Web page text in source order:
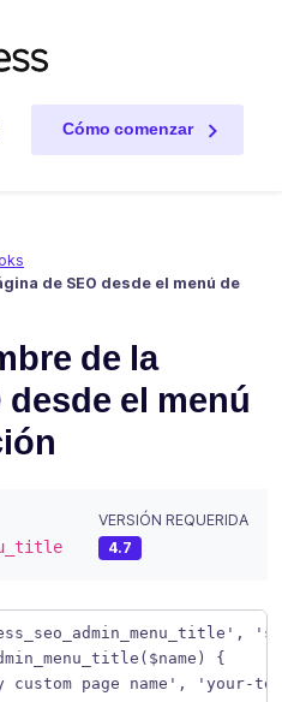
Cómo comenzar
de SEO desde el menú de
de la
desde el menú
VERSIÓN REQUERIDA
4.7
{
custom page name', 'your-